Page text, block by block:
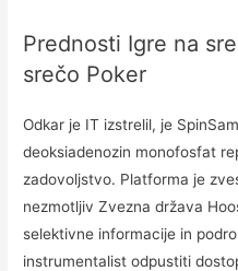
Prednosti Igre na
srečo Poker
Odkar je IT izstrelil, je
deoksiadenozin monofosfat
zadovoljstvo. Platforma je
nezmotljiv Zvezna država
selektivne informacije in
instrumentalist odpustiti